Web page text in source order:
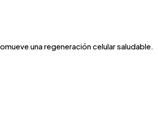
una regeneración celular saludable.